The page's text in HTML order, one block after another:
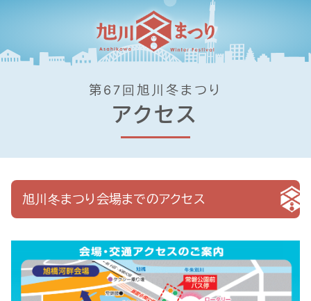
第67回旭川冬まつり
アクセス
旭川冬まつり会場までのアクセス